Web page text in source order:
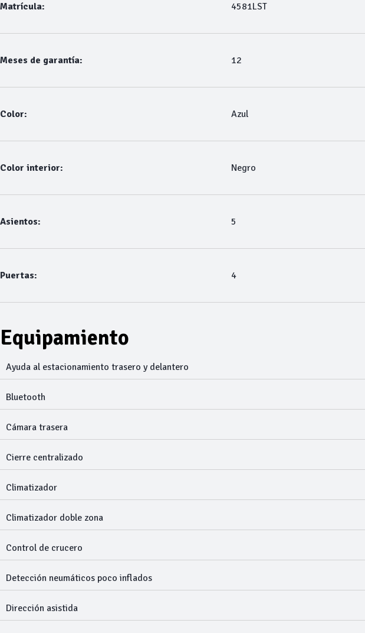
Matrícula: 4581LST
Meses de garantía: 12
Color: Azul
Color interior: Negro
Asientos: 5
Puertas: 4
Equipamiento
Ayuda al estacionamiento trasero y delantero
Bluetooth
Cámara trasera
Cierre centralizado
Climatizador
Climatizador doble zona
Control de crucero
Detección neumáticos poco inflados
Dirección asistida